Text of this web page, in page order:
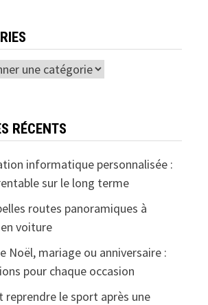
RÉCENTS
informatique personnalisée :
sur le long terme
routes panoramiques à
voiture
Noël, mariage ou anniversaire :
pour chaque occasion
reprendre le sport après une